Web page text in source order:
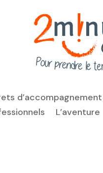
d’accompagnement
L’aventure